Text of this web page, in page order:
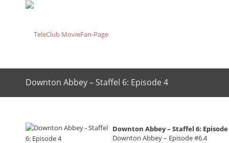
Downton Abbey – Staffel 6: Episode 4
Downton Abbey – Staffel 6: Episode
Downton Abbey – Episode #6.4